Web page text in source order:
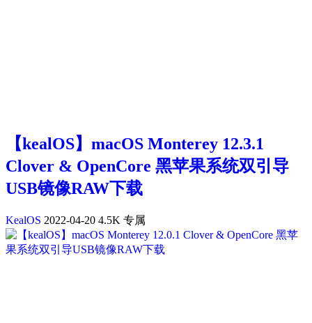
【kealOS】macOS Monterey 12.3.1
Clover & OpenCore 黑苹果系统双引导
USB镜像RAW下载
KealOS 2022-04-20 4.5K 专属